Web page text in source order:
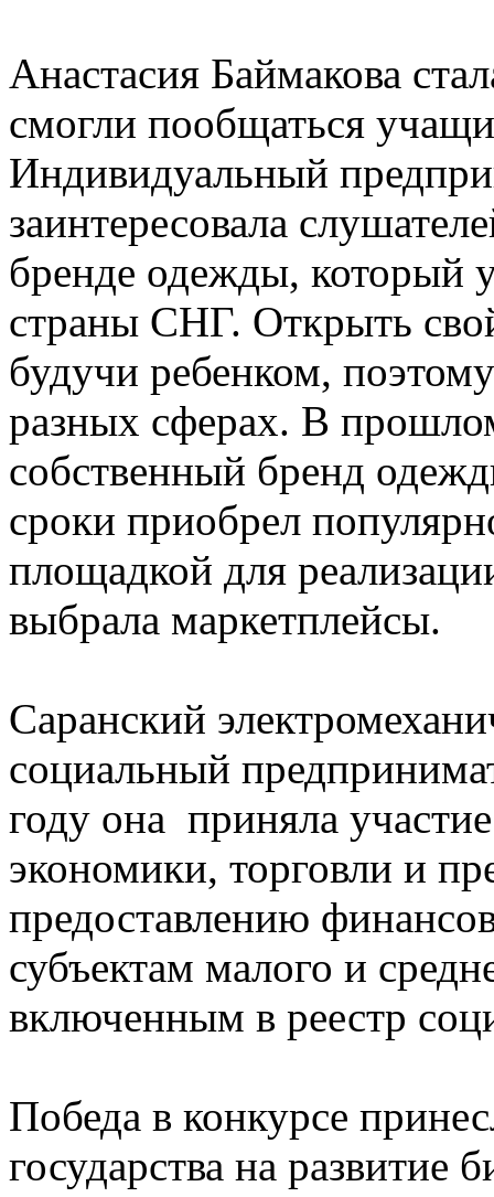
Анастасия Баймакова
смогли пообщаться
Индивидуальный
заинтересовала
бренде одежды, который
страны СНГ. Открыть
будучи ребенком,
разных сферах. В
собственный бренд
сроки приобрел
площадкой для
выбрала маркетплейсы.
Саранский
социальный
году она приняла
экономики, торговли и
предоставлению
субъектам малого и
включенным в реестр
Победа в конкурсе
государства на развитие